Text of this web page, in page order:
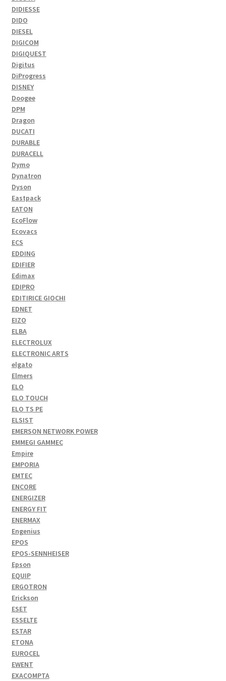
DIDIESSE
DIDO
DIESEL
DIGICOM
DIGIQUEST
Digitus
DiProgress
DISNEY
Doogee
DPM
Dragon
DUCATI
DURABLE
DURACELL
Dymo
Dynatron
Dyson
Eastpack
EATON
EcoFlow
Ecovacs
ECS
EDDING
EDIFIER
Edimax
EDIPRO
EDITIRICE GIOCHI
EDNET
EIZO
ELBA
ELECTROLUX
ELECTRONIC ARTS
elgato
Elmers
ELO
ELO TOUCH
ELO TS PE
ELSIST
EMERSON NETWORK POWER
EMMEGI GAMMEC
Empire
EMPORIA
EMTEC
ENCORE
ENERGIZER
ENERGY FIT
ENERMAX
Engenius
EPOS
EPOS-SENNHEISER
Epson
EQUIP
ERGOTRON
Erickson
ESET
ESSELTE
ESTAR
ETONA
EUROCEL
EWENT
EXACOMPTA